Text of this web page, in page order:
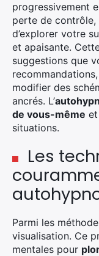
progressivement
perte de
d’explorer votre
et apaisante.
suggestions que
modifier des
ancrés. L’
de vous-même
situations.
Les
Parmi les
visualisation. Ce
mentales pour